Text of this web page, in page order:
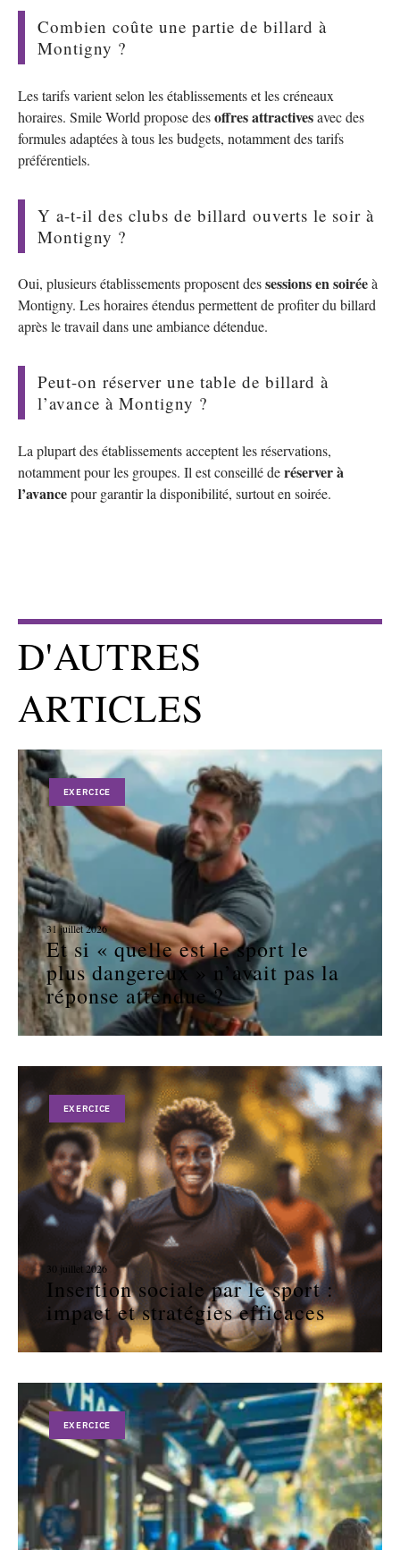
Combien coûte une partie de billard à
Montigny ?
Les tarifs varient selon les établissements et les créneaux
horaires. Smile World propose desoffres attractivesavec des
formules adaptées à tous les budgets, notamment des tarifs
préférentiels.
Y a-t-il des clubs de billard ouverts le soir à
Montigny ?
Oui, plusieurs établissements proposent dessessions en soiréeà
Montigny. Les horaires étendus permettent de profiter du billard
après le travail dans une ambiance détendue.
Peut-on réserver une table de billard à
l’avance à Montigny ?
La plupart des établissements acceptent les réservations,
notamment pour les groupes. Il est conseillé deréserver à
l’avancepour garantir la disponibilité, surtout en soirée.
D'AUTRES
ARTICLES
EXERCICE
31 juillet 2026
Et si « quelle est le sport le
plus dangereux » n’avait pas la
réponse attendue ?
EXERCICE
30 juillet 2026
Insertion sociale par le sport :
impact et stratégies efficaces
EXERCICE